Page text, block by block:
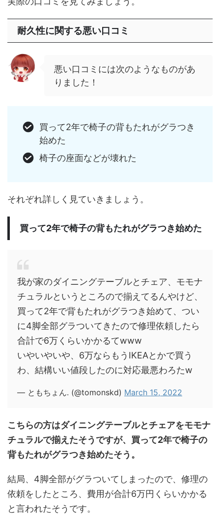
耐久性に関する悪い口コミ
悪い口コミには次のようなものがあ
りました！
買って2年で椅子の背もたれがグラつき
始めた
椅子の座面などが壊れた
それぞれ詳しく見ていきましょう。
買って2年で椅子の背もたれがグラつき始めた
我が家のダイニングテーブルとチェア、モモナ
チュラルというところので揃えてるんやけど、
買って2年で背もたれがグラつき始めて、つい
に4脚全部グラついてきたので修理依頼したら
合計で6万くらいかかるてwww
いやいやいや、6万ならもうIKEAとかで買う
わ、結構いい値段したのに対応最悪わろたw
— ともちょん. (@tomonskd) March 15, 2022
こちらの方はダイニングテーブルとチェアをモモナ
チュラルで揃えたそうですが、買って2年で椅子の
背もたれがグラつき始めたそう。
結局、4脚全部がグラついてしまったので、修理の
依頼をしたところ、費用が合計6万円くらいかかる
と言われたそうです。